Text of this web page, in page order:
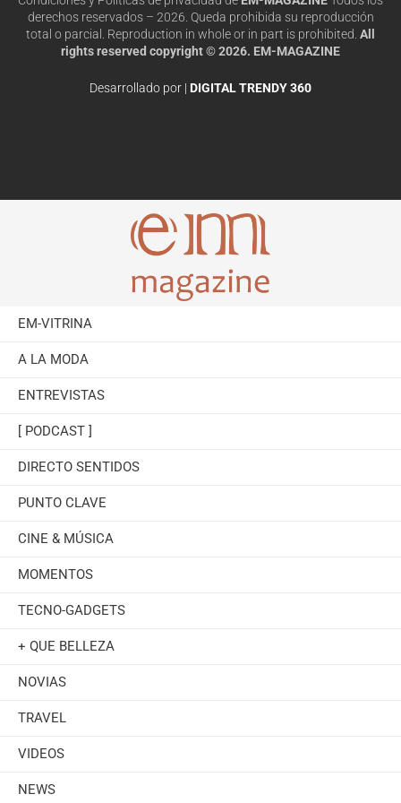
derechos reservados – 2026. Queda prohibida su reproducción
total o parcial. Reproduction in whole or in part is prohibited. All
rights reserved copyright © 2026. EM-MAGAZINE
Desarrollado por | DIGITAL TRENDY 360
EM-VITRINA
A LA MODA
ENTREVISTAS
[ PODCAST ]
DIRECTO SENTIDOS
PUNTO CLAVE
CINE & MÚSICA
MOMENTOS
TECNO-GADGETS
+ QUE BELLEZA
NOVIAS
TRAVEL
VIDEOS
NEWS